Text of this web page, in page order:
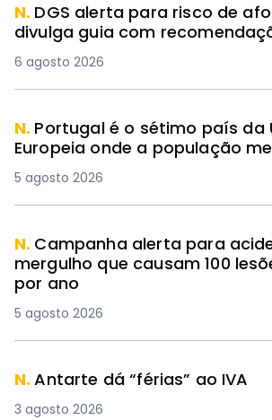
N. DGS alerta para risco de
divulga guia com
6 agosto 2026
N. Portugal é o sétimo país da
Europeia onde a população
5 agosto 2026
N. Campanha alerta para
mergulho que causam 100
por ano
5 agosto 2026
N.Antarte dá “férias” ao IVA
3 agosto 2026